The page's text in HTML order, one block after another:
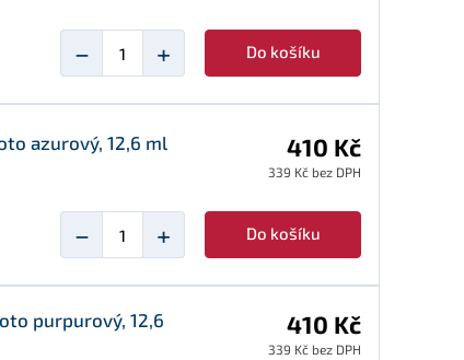
− + Do košíku
azurový, 12,6 ml 410 Kč
339 Kč bez DPH
− + Do košíku
purpurový, 12,6
410 Kč
339 Kč bez DPH